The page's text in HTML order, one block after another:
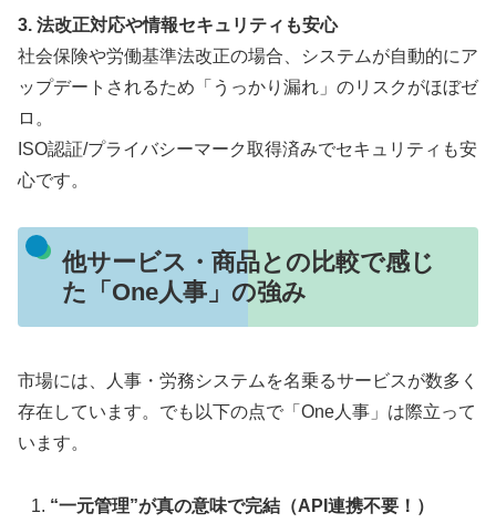
3. 法改正対応や情報セキュリティも安心
社会保険や労働基準法改正の場合、システムが自動的にア
ップデートされるため「うっかり漏れ」のリスクがほぼゼ
ロ。
ISO認証/プライバシーマーク取得済みでセキュリティも安
心です。
他サービス・商品との比較で感じ
た「One人事」の強み
市場には、人事・労務システムを名乗るサービスが数多く
存在しています。でも以下の点で「One人事」は際立って
います。
“一元管理”が真の意味で完結（API連携不要！）